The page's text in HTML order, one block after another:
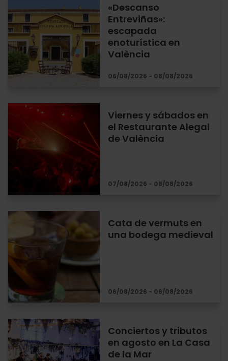
«Descanso
Entreviñas»:
escapada
enoturística en
València
06/08/2026 - 08/08/2026
Viernes y sábados en
el Restaurante Alegal
de València
07/08/2026 - 08/08/2026
Cata de vermuts en
una bodega medieval
06/08/2026 - 06/08/2026
Conciertos y tributos
en agosto en La Casa
de la Mar